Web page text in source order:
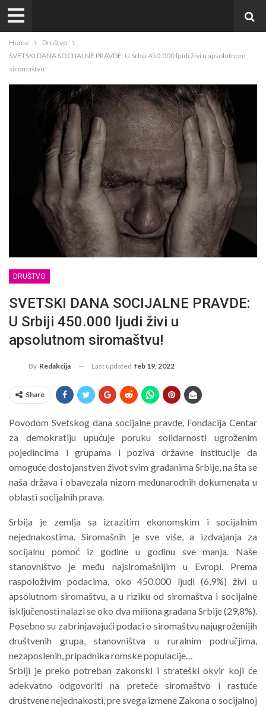
Home
Društvo
SVETSKI DANA SOCIJALNE PRAVDE: U Srbiji 450.000 ljudi živi u apsolutnom
siromaštvu!
DRUŠTVO
SVETSKI DANA SOCIJALNE PRAVDE:
U Srbiji 450.000 ljudi živi u
apsolutnom siromaštvu!
By Redakcija Last updated feb 19, 2022
Share
Povodom Svetskog dana socijalne pravde, Fondacija Centar
za demokratiju upućuje porukusolidarnosti ugroženim
pojedincima i grupama i poziva državne institucije da
omogućedostojanstven život svim građanima Srbije, na šta se
naša država i obavezala nizom međunarodnih dokumenata u
oblasti socijalnih prava.
Srbija je zemlja sa izrazitim ekonomskim i socijalnim
nejednakostima. Siromašnih je sve više,a izdvajanja za
socijalnu pomoć iz godine u godinu sve manja. Naše
stanovništvo je među najsiromašnijim u Evropi. Prema
raspoloživim podacima, oko 450.000 ljudi (6,9%) živi u
apsolutnom siromaštvu, a u riziku od siromaštva i socijalne
isključenosti nalazi se oko dvamiliona građana Srbije (29,8%).
Posebno su zabrinjavajući podaci o siromaštvu najugroženijih
društvenih grupa, stanovništva u ruralnim područjima,
nezaposlenih, pripadnika romskepopulacije…
Srbiji je preko potreban zakonski i strateški okvir koji će
adekvatno odgovoriti na preteće siromaštvo i rastuće
društvene nejednakosti, pre svega izmene Zakona o socijalnoj